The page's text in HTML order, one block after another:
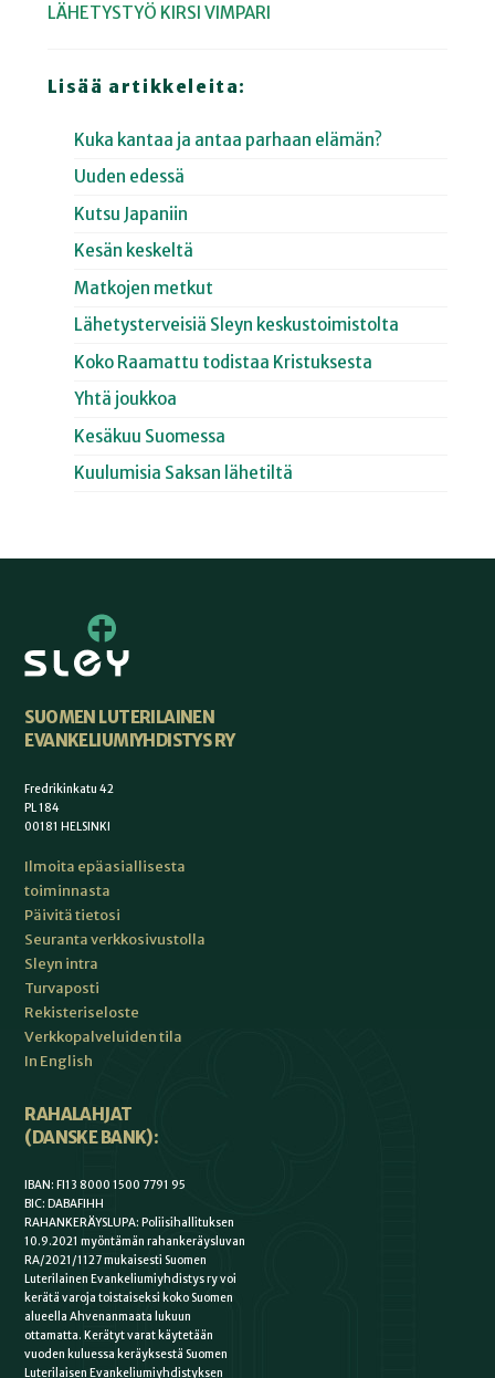
LÄHETYSTYÖ KIRSI VIMPARI
Lisää artikkeleita:
Kuka kantaa ja antaa parhaan elämän?
Uuden edessä
Kutsu Japaniin
Kesän keskeltä
Matkojen metkut
Lähetysterveisiä Sleyn keskustoimistolta
Koko Raamattu todistaa Kristuksesta
Yhtä joukkoa
Kesäkuu Suomessa
Kuulumisia Saksan lähetiltä
SUOMEN LUTERILAINEN
EVANKELIUMIYHDISTYS RY
Fredrikinkatu 42
PL 184
00181 HELSINKI
Ilmoita epäasiallisesta
toiminnasta
Päivitä tietosi
Seuranta verkkosivustolla
Sleyn intra
Turvaposti
Rekisteriseloste
Verkkopalveluiden tila
In English
RAHALAHJAT
(DANSKE BANK):
IBAN: FI13 8000 1500 7791 95
BIC: DABAFIHH
RAHANKERÄYSLUPA: Poliisihallituksen
10.9.2021 myöntämän rahankeräysluvan
RA/2021/1127 mukaisesti Suomen
Luterilainen Evankeliumiyhdistys ry voi
kerätä varoja toistaiseksi koko Suomen
alueella Ahvenanmaata lukuun
ottamatta. Kerätyt varat käytetään
vuoden kuluessa keräyksestä Suomen
Luterilaisen Evankeliumiyhdistyksen